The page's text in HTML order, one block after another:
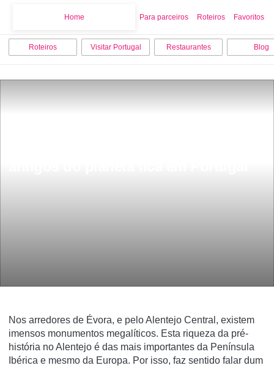
Home Para parceiros Roteiros Favoritos
Roteiros Visitar Portugal Restaurantes Blog
Nos arredores de Évora, e pelo Alentejo Central, existem
imensos monumentos megalíticos. Esta riqueza da pré-
história no Alentejo é das mais importantes da Península
Ibérica e mesmo da Europa. Por isso, faz sentido falar dum